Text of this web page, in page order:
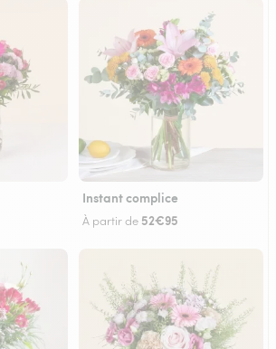
Instant complice
À partir de 52€95